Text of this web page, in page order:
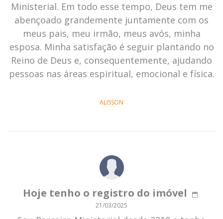
Ministerial. Em todo esse tempo, Deus tem me
abençoado grandemente juntamente com os
meus pais, meu irmão, meus avós, minha
esposa. Minha satisfação é seguir plantando no
Reino de Deus e, consequentemente, ajudando
pessoas nas áreas espiritual, emocional e física.
ALISSON
Hoje tenho o registro do imóvel
21/03/2025